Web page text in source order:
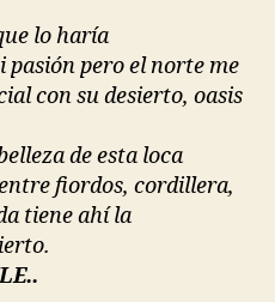
lo haría
pasión pero el norte me
con su desierto, oasis
de esta loca
fiordos, cordillera,
tiene ahí la